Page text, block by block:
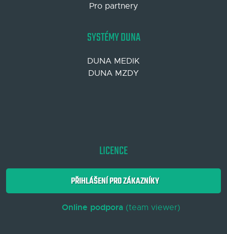
Pro partnery
SYSTÉMY DUNA
DUNA MEDIK
DUNA MZDY
LICENCE
PŘIHLÁŠENÍ PRO ZÁKAZNÍKY
Online podpora(team viewer)